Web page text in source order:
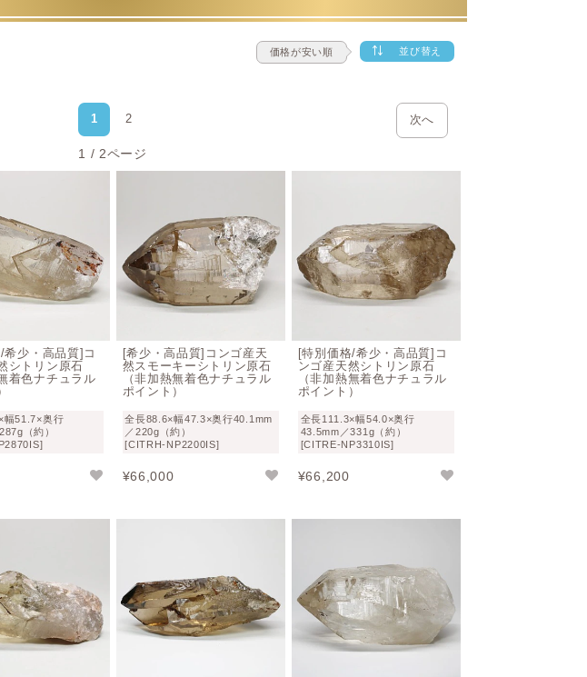
工シトリンとは
晶が鉄分や地熱、天然放射線などの要因で変色したものです。
すい性質を持っていますので、人為的に加熱してもシトリンの色味を
だとしても同じシトリンと判断されます。
い＝シトリンはすべて熱処理が前提にしてしまおうという解釈なので
く高品質な非加熱天然シトリンが非常に稀で、希少価値が高く人気だ
ュラルシトリンがアフリカで大量に出たという事実と、信頼のおける
トリンにある独特な特徴を長年石を見てきた真贋含め、非加熱・無着
ンのエネルギーは、人を惹きつけ、人間関係も良好にしてくれる「友
。
価格が安い順 並び替え
1 2 次へ
1 / 2ページ
希少・高品質]コ
シトリン原石
着色ナチュラル
幅51.7×奥行
（約）
[希少・高品質]コンゴ産天
然スモーキーシトリン原石
（非加熱無着色ナチュラル
ポイント）
全長88.6×幅47.3×奥行40.1mm
／220g（約）
[CITRH-NP2200IS]
¥66,000
[特別価格/希少・高品質]コ
ンゴ産天然シトリン原石
（非加熱無着色ナチュラル
ポイント）
全長111.3×幅54.0×奥行
43.5mm／331g（約）
[CITRE-NP3310IS]
¥66,200